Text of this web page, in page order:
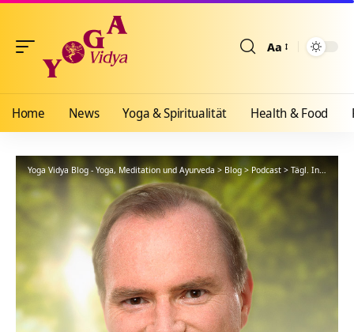
Aa
Home News Yoga & Spiritualität Health & Food
Yoga Vidya Blog - Yoga, Meditation und Ayurveda > Blog > Podcast > Tägl. Inspiration